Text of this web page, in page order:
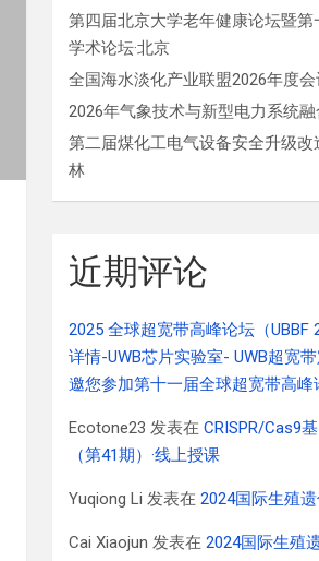
第四届北京大学老年健康论坛暨
学术论坛·北京
全国海水淡化产业联盟2026年度会
2026年气象技术与新型电力系统融
第二届煤化工电气设备安全升级改
林
近期评论
2025 全球超宽带高峰论坛（UBBF
详情-UWB芯片实验室- UWB超宽
邀您参加第十一届全球超宽带高峰
Ecotone23 发表在CRISPR/Cas9
（第41期）·线上授课
Yuqiong Li 发表在2024国际生殖遗
Cai Xiaojun 发表在2024国际生殖